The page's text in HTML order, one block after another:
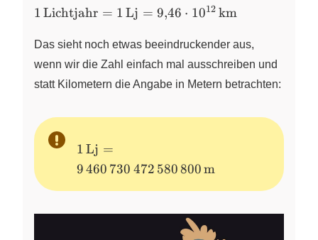
1\,\text{Lichtjahr}
9{,}46 \cdot
10^{12}\,\text{km}
1 Lichtjahr = 1 Lj = 9,46 ⋅ 1012 km
Das sieht noch etwas beeindruckender aus,
wenn wir die Zahl einfach mal ausschreiben und
statt Kilometern die Angabe in Metern betrachten:
1\,\text{Lj} =
9\,460\,730\,472\,580\,800\,\text{m}
1 Lj =
9460 730 472 580800m